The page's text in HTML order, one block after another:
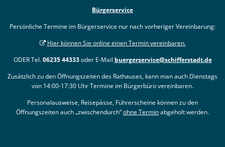
Bürgerservice
Persönliche Termine im Bürgerservice nur nach vorheriger Vereinbarung:
Hier können Sie online einen Termin vereinbaren.
ODER Tel.06235 44333oder E-Mail buergerservice@schifferstadt.de
Zusätzlich zu den Öffnungszeiten des Rathauses, kann man auch Dienstags
von 14:00-17:30 Uhr Termine im Bürgerbüro vereinbaren.
Personalausweise, Reisepässe, Führerscheine können zu den
Öffnungszeiten auch „zwischendurch“ohne Terminabgeholt werden.